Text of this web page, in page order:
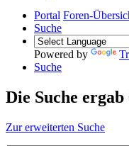
Portal Foren-
Suche
Powered by
Suche
Die Suche
Zur erweiterten Suche